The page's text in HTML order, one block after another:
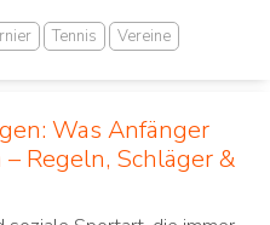
Tennis Vereine
Was Anfänger
Regeln, Schläger &